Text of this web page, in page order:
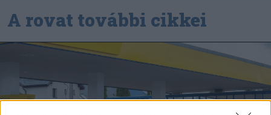
A rovat további cikkei